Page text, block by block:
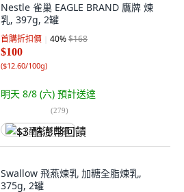
Nestle 雀巢 EAGLE BRAND 鷹牌 煉
乳, 397g, 2罐
首購折扣價 40%$168
$100
($12.60/100g)
明天 8/8 (六) 預計送達
(279)
$3 酷澎幣回饋
Swallow 飛燕煉乳 加糖全脂煉乳,
375g, 2罐